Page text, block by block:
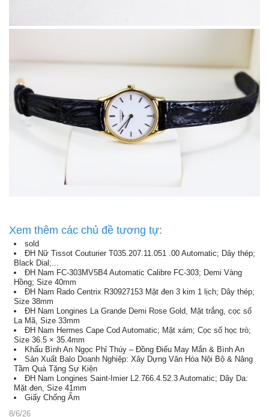
Xem thêm các chủ đề tương tự:
sold
ĐH Nữ Tissot Couturier T035.207.11.051 .00 Automatic; Dây thép;
Black Dial;...
ĐH Nam FC-303MV5B4 Automatic Calibre FC-303; Demi Vàng
Hồng; Size 40mm
ĐH Nam Rado Centrix R30927153 Mặt đen 3 kim 1 lịch; Dây thép;
Size 38mm
ĐH Nam Longines La Grande Demi Rose Gold, Mặt trắng, cọc số
La Mã, Size 33mm
ĐH Nam Hermes Cape Cod Automatic; Mặt xám; Cọc số học trò;
Size 36.5 × 35.4mm
Khấu Bình An Ngọc Phỉ Thúy – Đồng Điếu May Mắn & Bình An
Sản Xuất Balo Doanh Nghiệp: Xây Dựng Văn Hóa Nội Bộ & Nâng
Tầm Quà Tặng Sự Kiện
ĐH Nam Longines Saint-Imier L2.766.4.52.3 Automatic; Dây Da:
Mặt đen, Size 41mm
Giấy Chống Ẩm
8/6/26